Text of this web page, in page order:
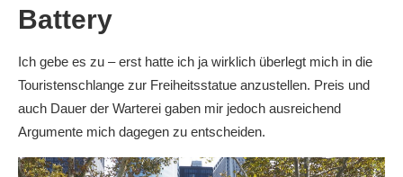
Battery
Ich gebe es zu – erst hatte ich ja wirklich überlegt mich in die
Touristenschlange zur Freiheitsstatue anzustellen. Preis und
auch Dauer der Warterei gaben mir jedoch ausreichend
Argumente mich dagegen zu entscheiden.